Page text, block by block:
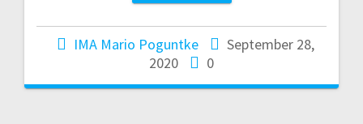
IMA Mario Poguntke
September 28,
2020
0